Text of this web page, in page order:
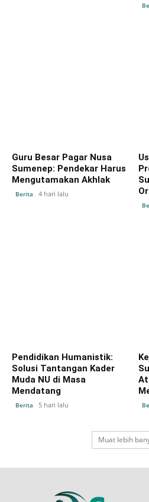
Guru Besar Pagar Nusa
Sumenep: Pendekar Harus
Mengutamakan Akhlak
Berita 4 hari lalu
Pendidikan Humanistik:
Solusi Tantangan Kader
Muda NU di Masa
Mendatang
Berita 5 hari lalu
Muat lebih